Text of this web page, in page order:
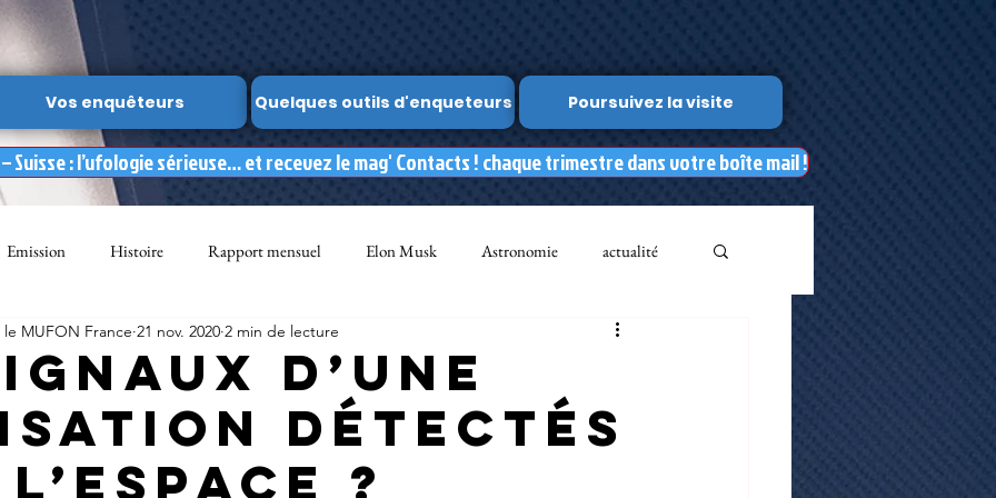
Vos enquêteurs Quelques outils d'enqueteurs Poursuivez la visite
– Suisse : l’ufologie sérieuse… et recevez le mag' Contacts ! chaque trimestre dans votre boîte mail !
Emission Histoire Rapport mensuel Elon Musk Astronomie actualité
Dossier spécial MUFON Abduction Leslie Kean's
Observation ARCHIVES Témoignages Film Documents
d’une
détec­tés
?
MUFON France 21 nov. 2020 2 min de lecture